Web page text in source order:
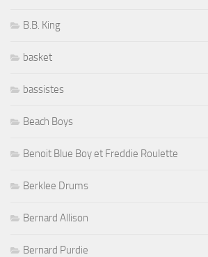
B.B. King
basket
bassistes
Beach Boys
Benoit Blue Boy et Freddie Roulette
Berklee Drums
Bernard Allison
Bernard Purdie